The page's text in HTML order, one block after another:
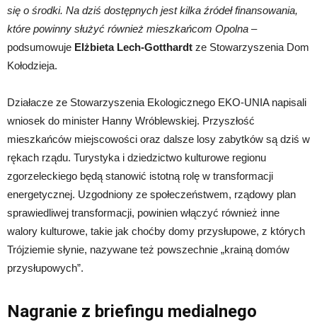
się o środki. Na dziś dostępnych jest kilka źródeł finansowania,
które powinny służyć również mieszkańcom Opolna –
podsumowuje Elżbieta Lech-Gotthardt ze Stowarzyszenia Dom
Kołodzieja.
Działacze ze Stowarzyszenia Ekologicznego EKO-UNIA napisali
wniosek do minister Hanny Wróblewskiej. Przyszłość
mieszkańców miejscowości oraz dalsze losy zabytków są dziś w
rękach rządu. Turystyka i dziedzictwo kulturowe regionu
zgorzeleckiego będą stanowić istotną rolę w transformacji
energetycznej. Uzgodniony ze społeczeństwem, rządowy plan
sprawiedliwej transformacji, powinien włączyć również inne
walory kulturowe, takie jak choćby domy przysłupowe, z których
Trójziemie słynie, nazywane też powszechnie „krainą domów
przysłupowych”.
Nagranie z briefingu medialnego